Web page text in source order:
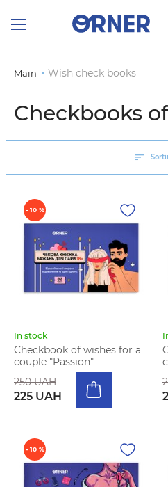
Main Wish check books
Checkbooks
- 10 %
In stock
Checkbook of wishes for a
couple "Passion"
250 UAH
225 UAH
- 10 %